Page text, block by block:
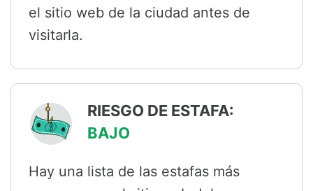
el sitio web de la ciudad antes de
visitarla.
RIESGO DE ESTAFA:
BAJO
Hay una lista de las estafas más